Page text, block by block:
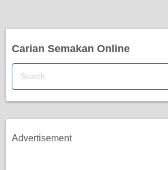
Carian Semakan Online
Advertisement